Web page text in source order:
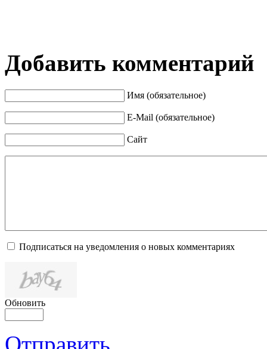
Добавить комментарий
Имя (обязательное)
E-Mail (обязательное)
Сайт
Подписаться на уведомления о новых комментариях
Обновить
Отправить